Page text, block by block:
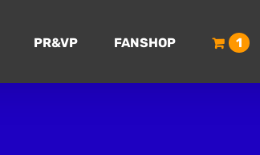
PR&VP FANSHOP 1